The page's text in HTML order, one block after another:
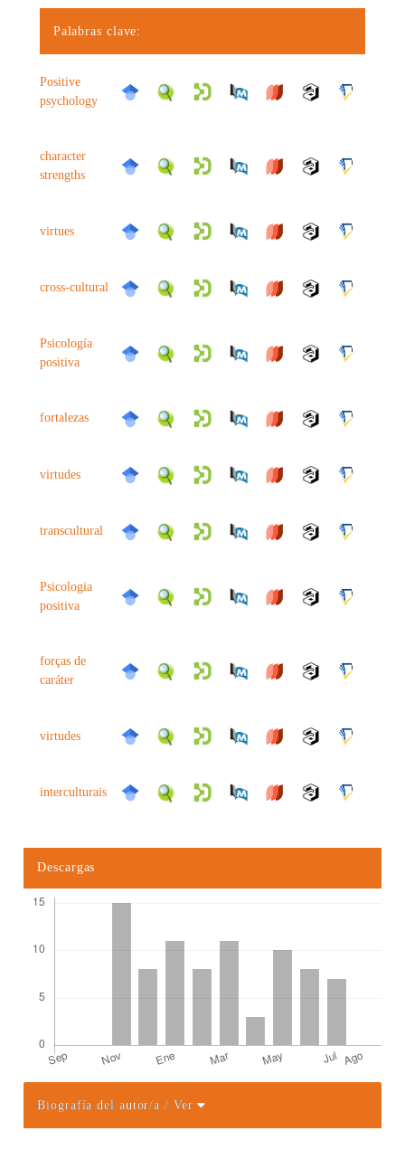
Palabras clave:
Positive
psychology
character
strengths
virtues
cross-cultural
Psicología
positiva
fortalezas
virtudes
transcultural
Psicologia
positiva
forças de
caráter
virtudes
interculturais
Descargas
Biografía del autor/a/ Ver